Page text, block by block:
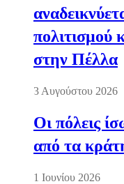
πολιτισμού
στην Πέλλα
3 Αυγούστου 2026
Οι πόλεις
από τα
1 Ιουνίου 2026